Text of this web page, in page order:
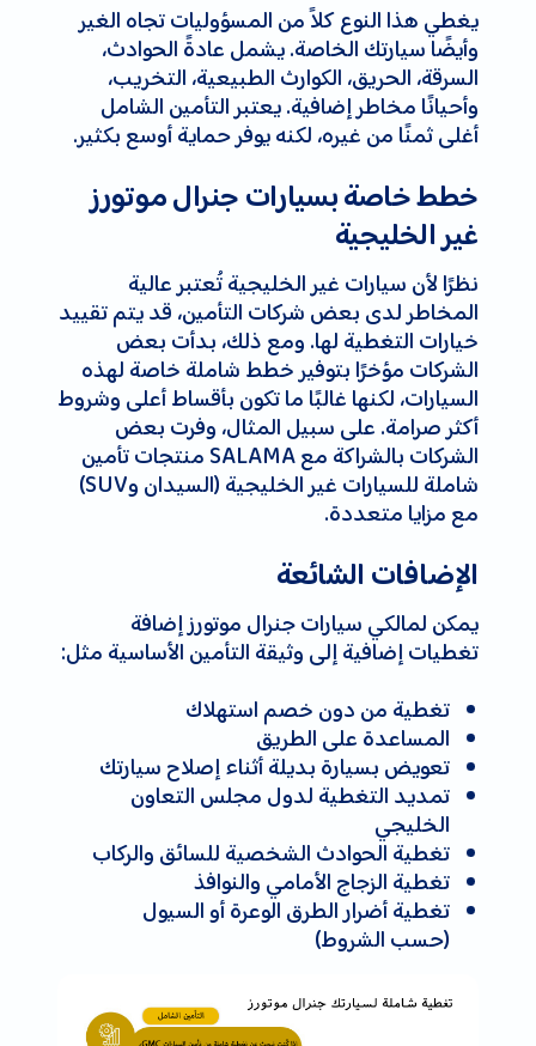
يغطي هذا النوع كلاً من المسؤوليات تجاه الغير
وأيضًا سيارتك الخاصة. يشمل عادةً الحوادث،
السرقة، الحريق، الكوارث الطبيعية، التخريب،
وأحيانًا مخاطر إضافية. يعتبر التأمين الشامل
أغلى ثمنًا من غيره، لكنه يوفر حماية أوسع بكثير.
خطط خاصة بسيارات جنرال موتورز
غير الخليجية
نظرًا لأن سيارات غير الخليجية تُعتبر عالية
المخاطر لدى بعض شركات التأمين، قد يتم تقييد
خيارات التغطية لها. ومع ذلك، بدأت بعض
الشركات مؤخرًا بتوفير خطط شاملة خاصة لهذه
السيارات، لكنها غالبًا ما تكون بأقساط أعلى وشروط
أكثر صرامة. على سبيل المثال، وفرت بعض
الشركات بالشراكة مع SALAMA منتجات تأمين
شاملة للسيارات غير الخليجية (السيدان وSUV)
مع مزايا متعددة.
الإضافات الشائعة
يمكن لمالكي سيارات جنرال موتورز إضافة
تغطيات إضافية إلى وثيقة التأمين الأساسية مثل:
تغطية من دون خصم استهلاك
المساعدة على الطريق
تعويض بسيارة بديلة أثناء إصلاح سيارتك
تمديد التغطية لدول مجلس التعاون
الخليجي
تغطية الحوادث الشخصية للسائق والركاب
تغطية الزجاج الأمامي والنوافذ
تغطية أضرار الطرق الوعرة أو السيول
(حسب الشروط)